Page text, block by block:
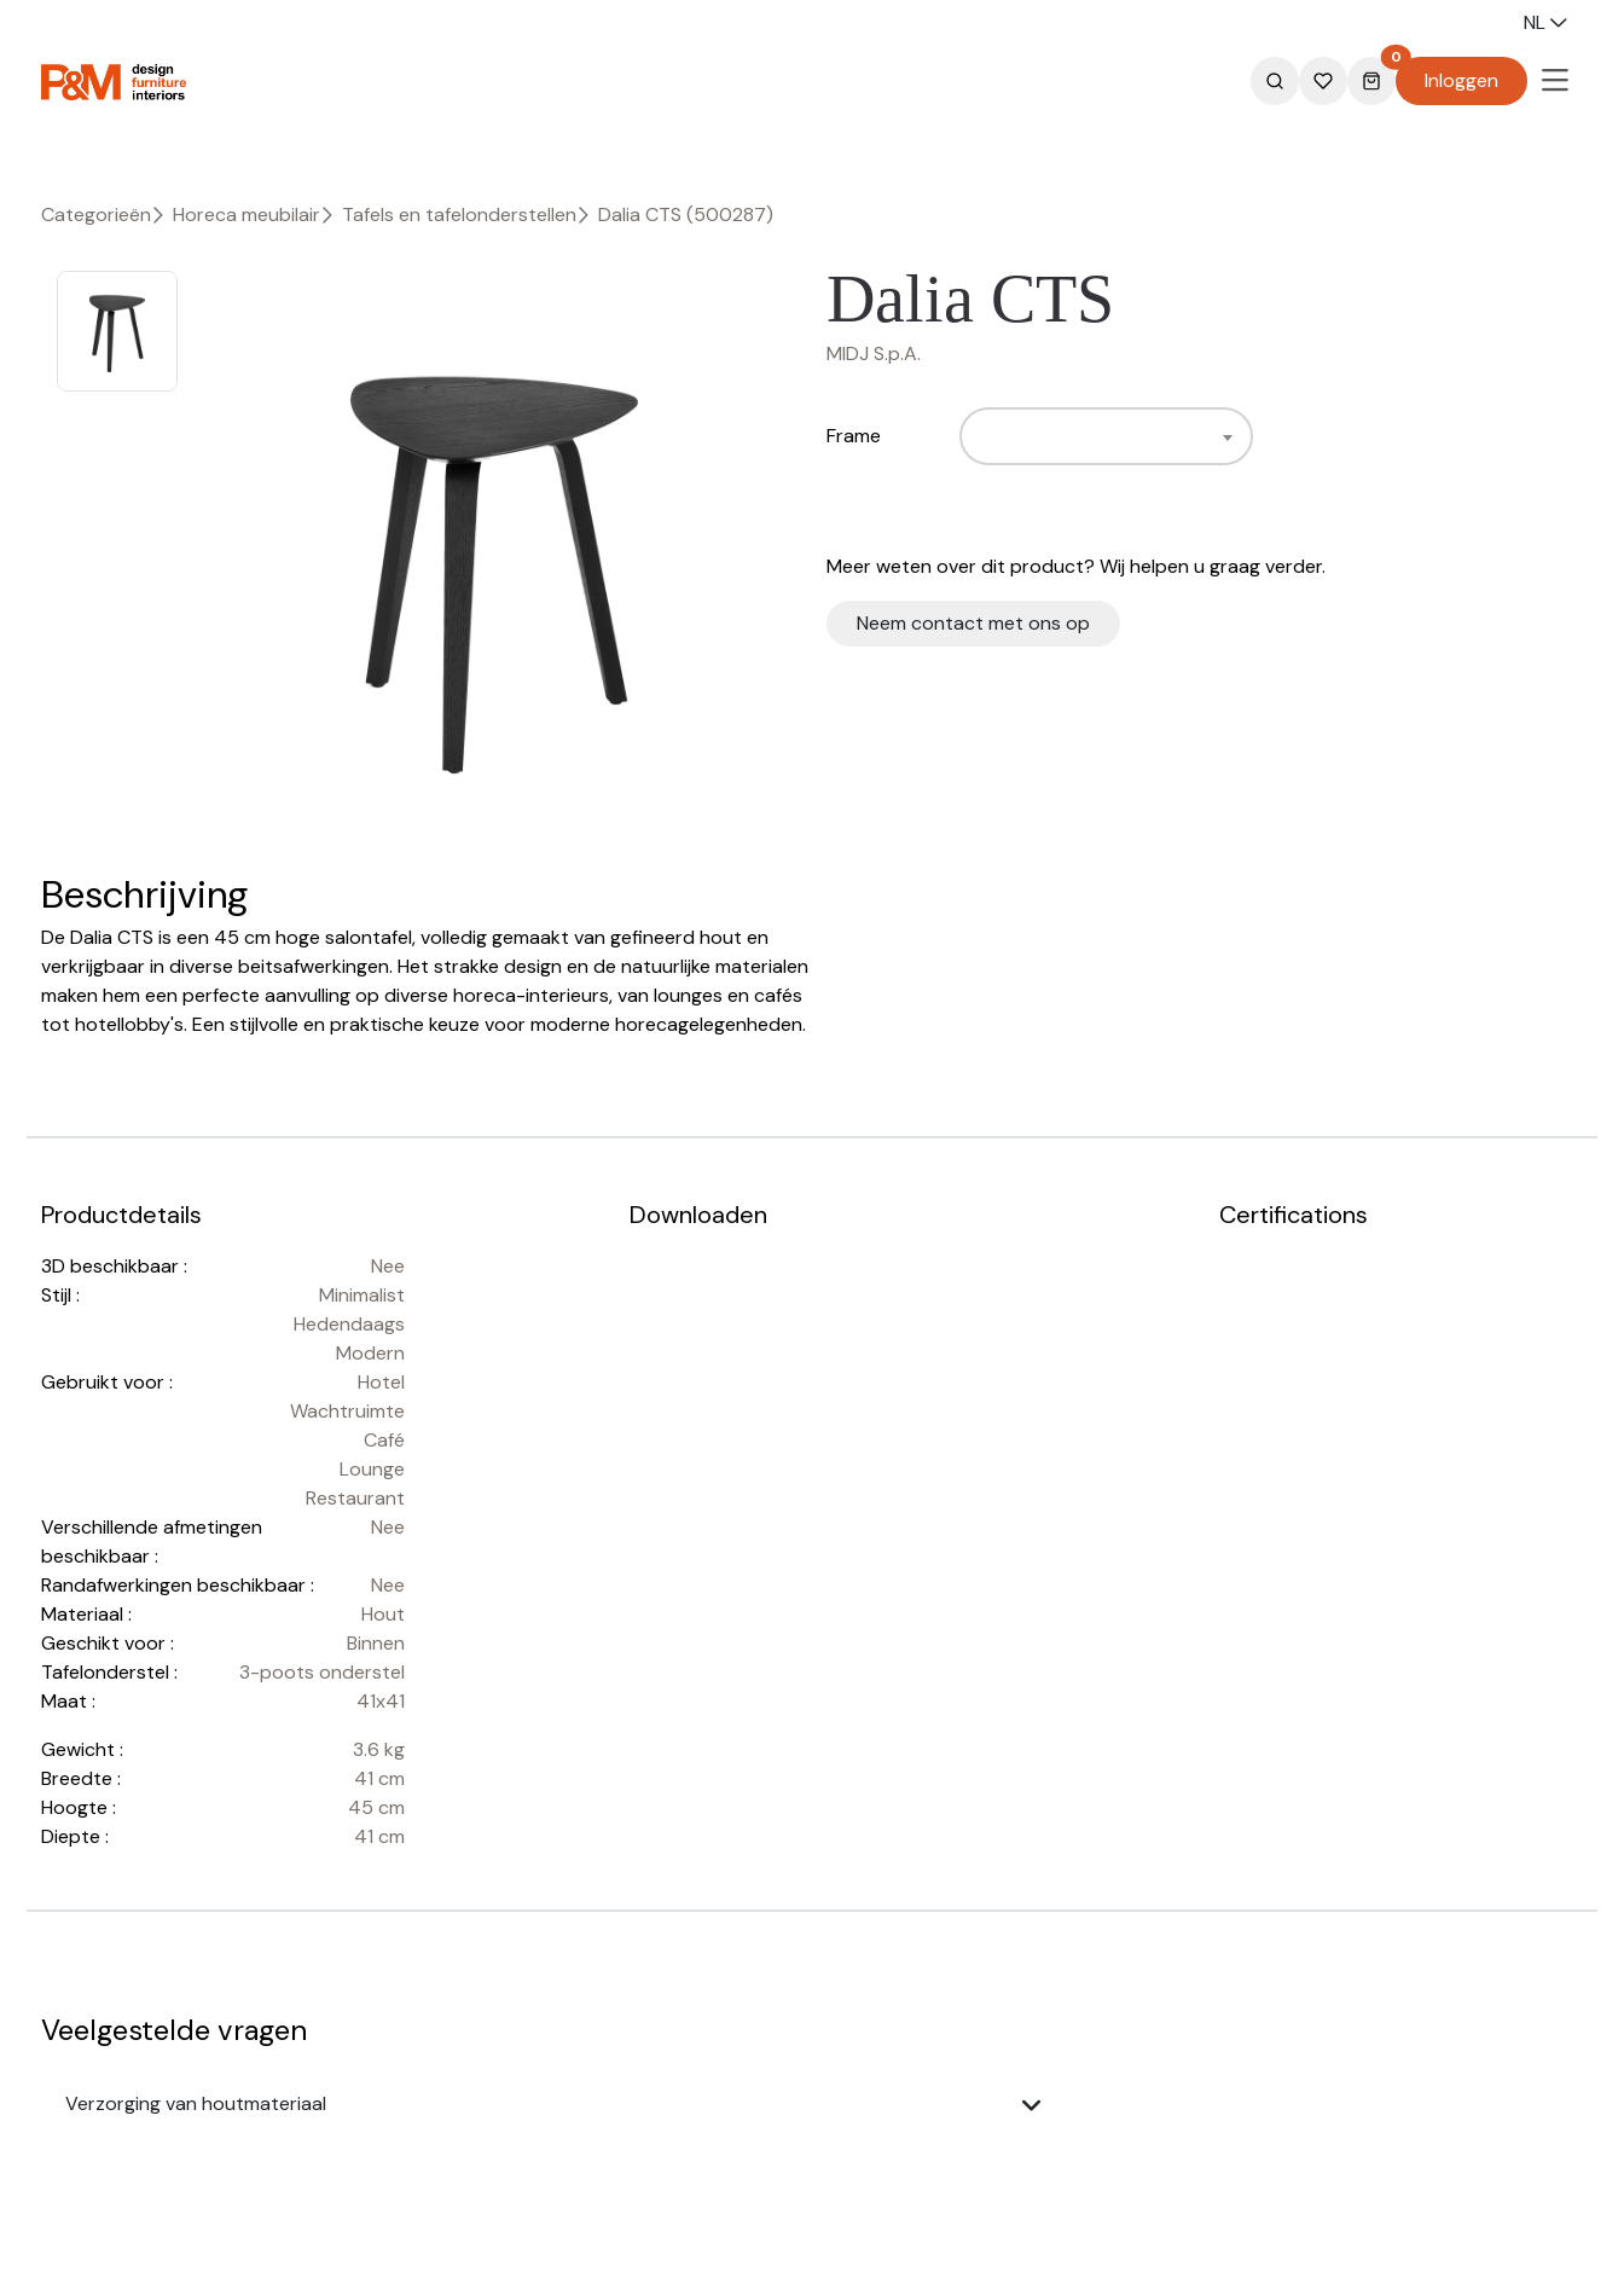
NL
0
Inloggen
Categorieën Horeca meubilair Tafels en tafelonderstellen Dalia CTS (500287)
Dalia CTS
MIDJ S.p.A.
Frame
Meer weten over dit product? Wij helpen u graag verder.
Neem contact met ons op
Beschrijving
De Dalia CTS is een 45 cm hoge salontafel, volledig gemaakt van gefineerd hout en
verkrijgbaar in diverse beitsafwerkingen. Het strakke design en de natuurlijke materialen
maken hem een perfecte aanvulling op diverse horeca-interieurs, van lounges en cafés
tot hotellobby's. Een stijlvolle en praktische keuze voor moderne horecagelegenheden.
Productdetails
3D beschikbaar :
Nee
Stijl :
Minimalist
Hedendaags
Modern
Gebruikt voor :
Hotel
Wachtruimte
Café
Lounge
Restaurant
Verschillende afmetingen
beschikbaar :
Nee
Randafwerkingen beschikbaar :
Nee
Materiaal :
Hout
Geschikt voor :
Binnen
Tafelonderstel :
3-poots onderstel
Maat :
41x41
Gewicht :
3.6 kg
Breedte :
41 cm
Hoogte :
45 cm
Diepte :
41 cm
Downloaden Certifications
Veelgestelde vragen
Verzorging van houtmateriaal